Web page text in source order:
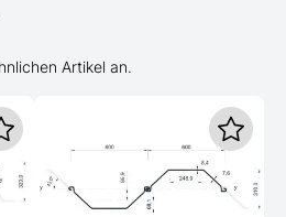
Artikel an.